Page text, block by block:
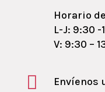
Horario
L-J: 9:30 -
V: 9:30 –

Envíenos